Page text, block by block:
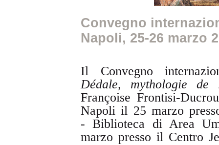
Convegno
Napoli, 25-26 marzo
Il Convegno
Dédale, mythologie de
Françoise Frontisi-
Napoli il 25 marzo
- Biblioteca di Area
marzo presso il Centro